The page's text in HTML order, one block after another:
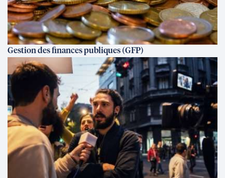
Gestion des finances publiques (GFP)